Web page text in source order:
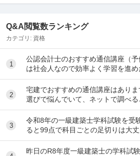
Q&A閲覧数ランキング
カテゴリ: 資格
1
公認会計士のおすすめ通信講座（
は社会人なので効率よく学習を進め
てはクレアール、LEC、CPA会計学
2
宅建でおすすめの通信講座はあり
選びで悩んでいて、ネットで調べる
イト、スタディング、TACなど色
3
令和8年の一級建築士学科試験を受
ると99点で科目ごとの足切りは大
によると合格最低点予想が高くな
昨日のR8年度一級建築士の学科試